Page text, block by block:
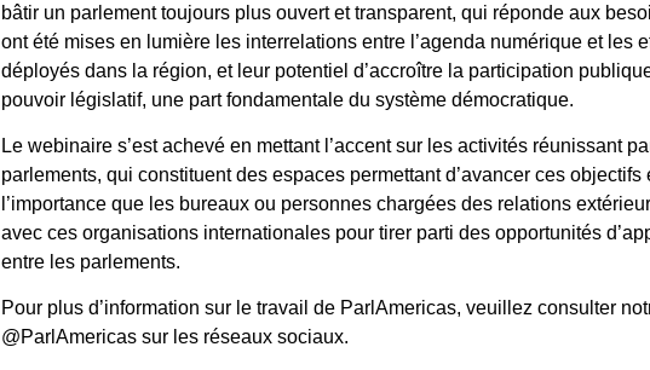
bâtir un parlement toujours plus ouvert et transparent, qui réponde aux
ont été mises en lumière les interrelations entre l’agenda numérique et les
déployés dans la région, et leur potentiel d’accroître la participation
pouvoir législatif, une part fondamentale du système démocratique.
Le webinaire s’est achevé en mettant l’accent sur les activités réunissant
parlements, qui constituent des espaces permettant d’avancer ces
l’importance que les bureaux ou personnes chargées des relations
avec ces organisations internationales pour tirer parti des opportunités
entre les parlements.
Pour plus d’information sur le travail de ParlAmericas, veuillez consulter
@ParlAmericas sur les réseaux sociaux.